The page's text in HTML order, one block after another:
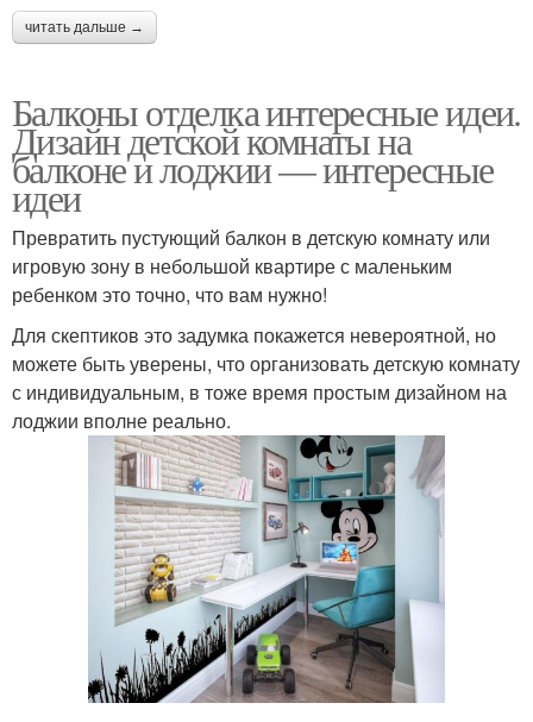
читать дальше →
Балконы отделка интересные идеи.
Дизайн детской комнаты на
балконе и лоджии — интересные
идеи
Превратить пустующий балкон в детскую комнату или
игровую зону в небольшой квартире с маленьким
ребенком это точно, что вам нужно!
Для скептиков это задумка покажется невероятной, но
можете быть уверены, что организовать детскую комнату
с индивидуальным, в тоже время простым дизайном на
лоджии вполне реально.